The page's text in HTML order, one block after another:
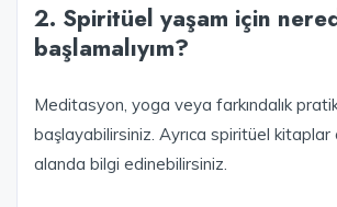
2. Spiritüel yaşam için
başlamalıyım?
Meditasyon, yoga veya farkındalık
başlayabilirsiniz. Ayrıca spiritüel kitaplar
alanda bilgi edinebilirsiniz.